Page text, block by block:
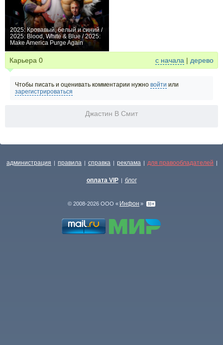
2025: Кровавый, белый и синий /
2025: Blood, White & Blue / 2025:
Make America Purge Again
Карьера 0 с начала | дерево
Чтобы писать и оценивать комментарии нужно войти или
зарегистрироваться
Джастин В Смит
администрация | правила | справка | реклама | для правообладателей |
оплата VIP | блог
© 2008-2026 ООО « Инфон »